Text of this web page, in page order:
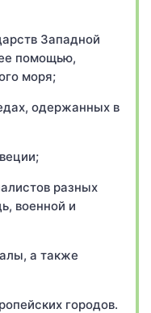
Западной
помощью,
моря;
одержанных в
разных
военной и
а также
городов.